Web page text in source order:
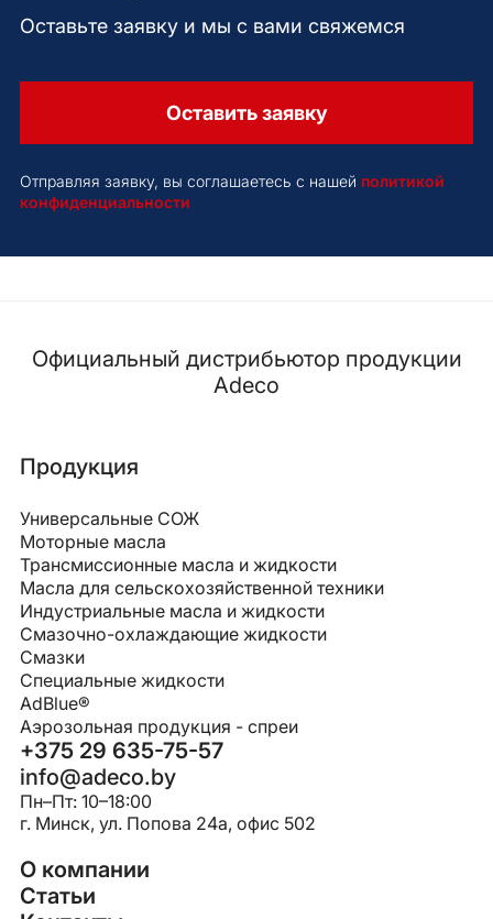
Оставьте заявку и мы с вами свяжемся
Оставить заявку
Отправляя заявку, вы соглашаетесь с нашей политикой
конфиденциальности
Официальный дистрибьютор продукции
Adeco
Продукция
Универсальные СОЖ
Моторные масла
Трансмиссионные масла и жидкости
Масла для сельскохозяйственной техники
Индустриальные масла и жидкости
Смазочно-охлаждающие жидкости
Смазки
Специальные жидкости
AdBlue®
Аэрозольная продукция - спреи
+375 29 635-75-57
info@adeco.by
Пн–Пт: 10–18:00
г. Минск, ул. Попова 24a, офис 502
О компании
Статьи